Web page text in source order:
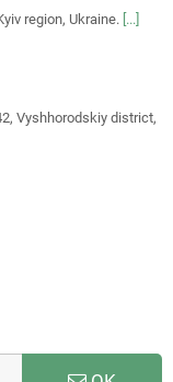
region, Ukraine. [...]
Vyshhorodskiy district,